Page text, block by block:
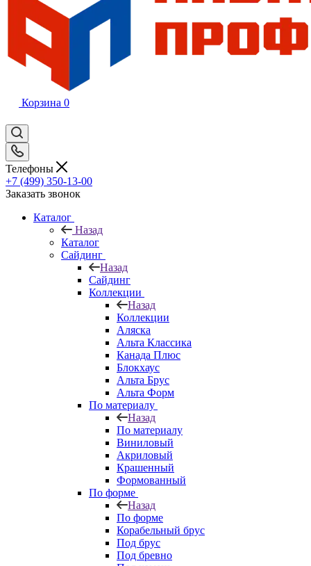
Корзина 0
Телефоны
+7 (499) 350-13-00
Заказать звонок
Каталог
Назад
Каталог
Сайдинг
Назад
Сайдинг
Коллекции
Назад
Коллекции
Аляска
Альта Классика
Канада Плюс
Блокхаус
Альта Брус
Альта Форм
По материалу
Назад
По материалу
Виниловый
Акриловый
Крашенный
Формованный
По форме
Назад
По форме
Корабельный брус
Под брус
Под бревно